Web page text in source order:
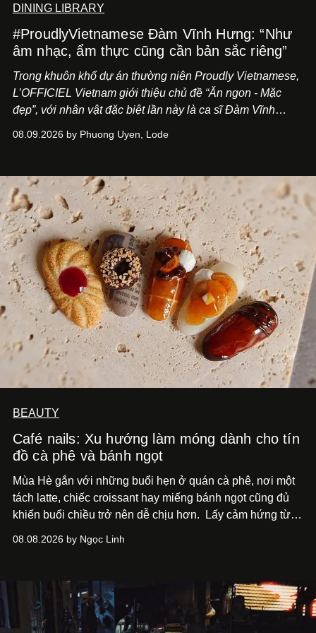
DINING LIBRARY
#ProudlyVietnamese Đàm Vĩnh Hưng: “Như
âm nhạc, ẩm thực cũng cần bản sắc riêng”
Trong khuôn khổ dự án thường niên Proudly Vietnamese,
L’OFFICIEL Vietnam giới thiệu chủ đề “Ăn ngon - Mặc
đẹp”, với nhân vật đặc biệt lần này là ca sĩ Đàm Vĩnh
Cà Phê Cà Pháo mang dấu ấn Indochine hoài niệm, thu
08.09.2026 by Phuong Uyen, Lode
BEAUTY
Café nails: Xu hướng làm móng dành cho tín
đồ cà phê và bánh ngọt
Mùa Hè gắn với những buổi hẹn ở quán cà phê, nơi một
tách latte, chiếc croissant hay miếng bánh ngọt cũng đủ
khiến buổi chiều trở nên dễ chịu hơn.
Lấy cảm hứng từ
sử dụng bảng màu nâu sữa, kem, trắng ngà cùng những
quán cà phê. Dưới đây là những mẫu nail được yêu thích
nhất của xu hướng này.
08.08.2026 by Ngọc Linh